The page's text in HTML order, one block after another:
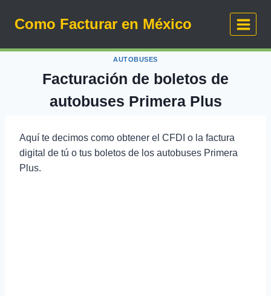
Como Facturar en México
AUTOBUSES
Facturación de boletos de
autobuses Primera Plus
Aquí te decimos como obtener el CFDI o la factura
digital de tú o tus boletos de los autobuses Primera
Plus.